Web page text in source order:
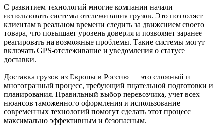
С развитием технологий многие компании начали
использовать системы отслеживания грузов. Это позволяет
клиентам в реальном времени следить за движением своего
товара, что повышает уровень доверия и позволяет заранее
реагировать на возможные проблемы. Такие системы могут
включать GPS-отслеживание и уведомления о статусе
доставки.
Доставка грузов из Европы в Россию — это сложный и
многогранный процесс, требующий тщательной подготовки и
планирования. Правильный выбор перевозчика, учет всех
нюансов таможенного оформления и использование
современных технологий помогут сделать этот процесс
максимально эффективным и безопасным.